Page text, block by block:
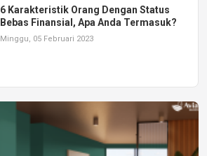
6 Karakteristik Orang Dengan Status
Bebas Finansial, Apa Anda Termasuk?
Minggu, 05 Februari 2023